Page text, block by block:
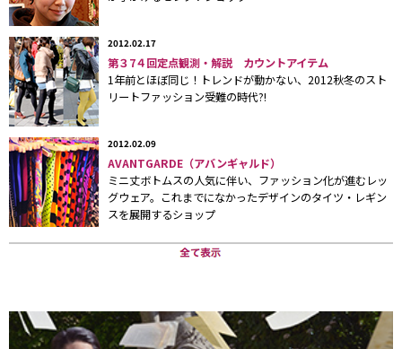
www.web-
across.com/observe/cnsa9a00000715i9.html#shibuya_top
■原宿地点のミニ丈ボトムス、うち＋ショートブーツ
www.web-
across.com/observe/cnsa9a00000715i9.html#harajuku_top
■新宿地点のミニ丈ボトムス、うち＋ショートブーツ
www.web-
across.com/observe/cnsa9a00000715i9.html#shinjuku_top
2012.02.17
第３7４回定点観測・解説 カウントアイテム
1年前とほぼ同じ！トレンドが動かない、2012秋冬のスト
リートファッション受難の時代?!
2012.02.09
AVANTGARDE（アバンギャルド）
ミニ丈ボトムスの人気に伴い、ファッション化が進むレッ
グウェア。これまでになかったデザインのタイツ・レギン
スを展開するショップ